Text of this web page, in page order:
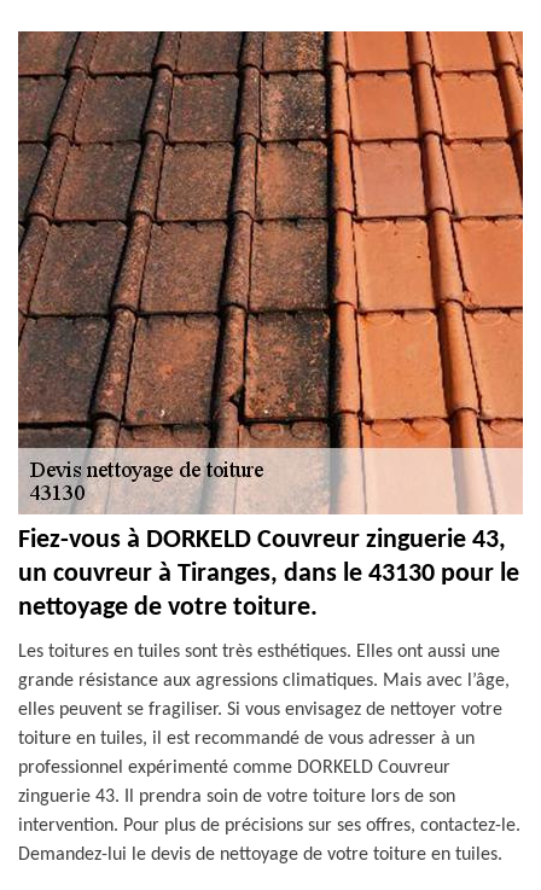
Fiez-vous à DORKELD Couvreur zinguerie 43,
un couvreur à Tiranges, dans le 43130 pour le
nettoyage de votre toiture.
Les toitures en tuiles sont très esthétiques. Elles ont aussi une
grande résistance aux agressions climatiques. Mais avec l’âge,
elles peuvent se fragiliser. Si vous envisagez de nettoyer votre
toiture en tuiles, il est recommandé de vous adresser à un
professionnel expérimenté comme DORKELD Couvreur
zinguerie 43. Il prendra soin de votre toiture lors de son
intervention. Pour plus de précisions sur ses offres, contactez-le.
Demandez-lui le devis de nettoyage de votre toiture en tuiles.